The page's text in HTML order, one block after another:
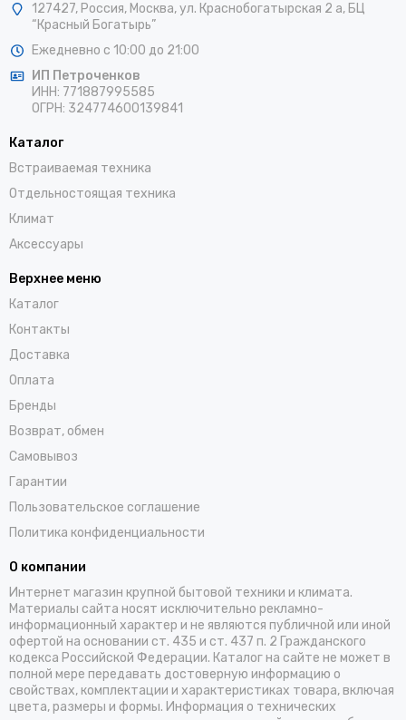
127427, Россия, Москва,ул. Краснобогатырская 2 а, БЦ
“Красный Богатырь”
Ежедневно с 10:00 до 21:00
ИП Петроченков
ИНН: 771887995585
ОГРН: 324774600139841
Каталог
Встраиваемая техника
Отдельностоящая техника
Климат
Аксессуары
Верхнее меню
Каталог
Контакты
Доставка
Оплата
Бренды
Возврат, обмен
Самовывоз
Гарантии
Пользовательское соглашение
Политика конфиденциальности
О компании
Интернет магазин крупной бытовой техники и климата.
Материалы сайта носят исключительно рекламно-
информационный характер и не являются публичной или иной
офертой на основании ст. 435 и ст. 437 п. 2 Гражданского
кодекса Российской Федерации. Каталог на сайте не может в
полной мере передавать достоверную информацию о
свойствах, комплектации и характеристиках товара, включая
цвета, размеры и формы. Информация о технических